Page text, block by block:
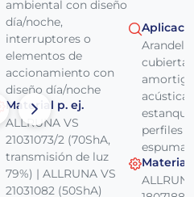
ambiental con diseño
día/noche,
interruptores o
elementos de
accionamiento con
diseño día/noche
Material p. ej.
ALLRUNA VS
21031073/2 (70ShA,
transmisión de luz
79%) | ALLRUNA VS
21031082 (50ShA)
perfiles
Material